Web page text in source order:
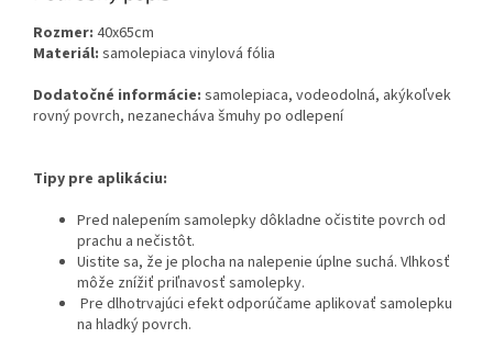
Rozmer: 40x65cm
Materiál: samolepiaca vinylová fólia
Dodatočné informácie: samolepiaca, vodeodolná, akýkoľvek
rovný povrch, nezanecháva šmuhy po odlepení
Tipy pre aplikáciu:
Pred nalepením samolepky dôkladne očistite povrch od
prachu a nečistôt.
Uistite sa, že je plocha na nalepenie úplne suchá. Vlhkosť
môže znížiť priľnavosť samolepky.
Pre dlhotrvajúci efekt odporúčame aplikovať samolepku
na hladký povrch.